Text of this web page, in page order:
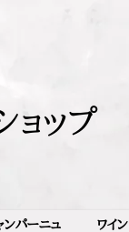
ョップ
ンパーニュ ワイン